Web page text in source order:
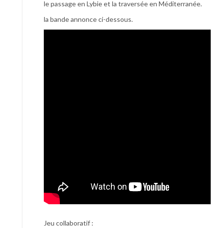
le passage en Lybie et la traversée en Méditerranée.
la bande annonce ci-dessous.
Jeu collaboratif :